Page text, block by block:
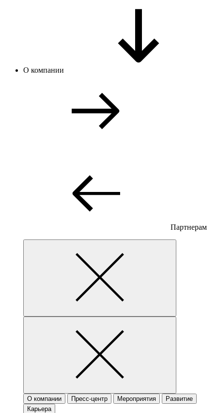
О компании
Партнерам
О компании Пресс-центр Мероприятия
Развитие
Карьера